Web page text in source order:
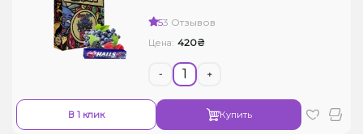
53 Отзывов
Цена: 420₴
- +
В 1 клик Купить